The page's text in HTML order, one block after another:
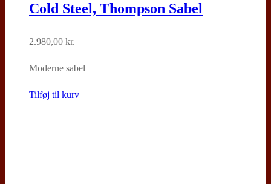
Cold Steel, Thompson Sabel
2.980,00 kr.
Moderne sabel
Tilføj til kurv